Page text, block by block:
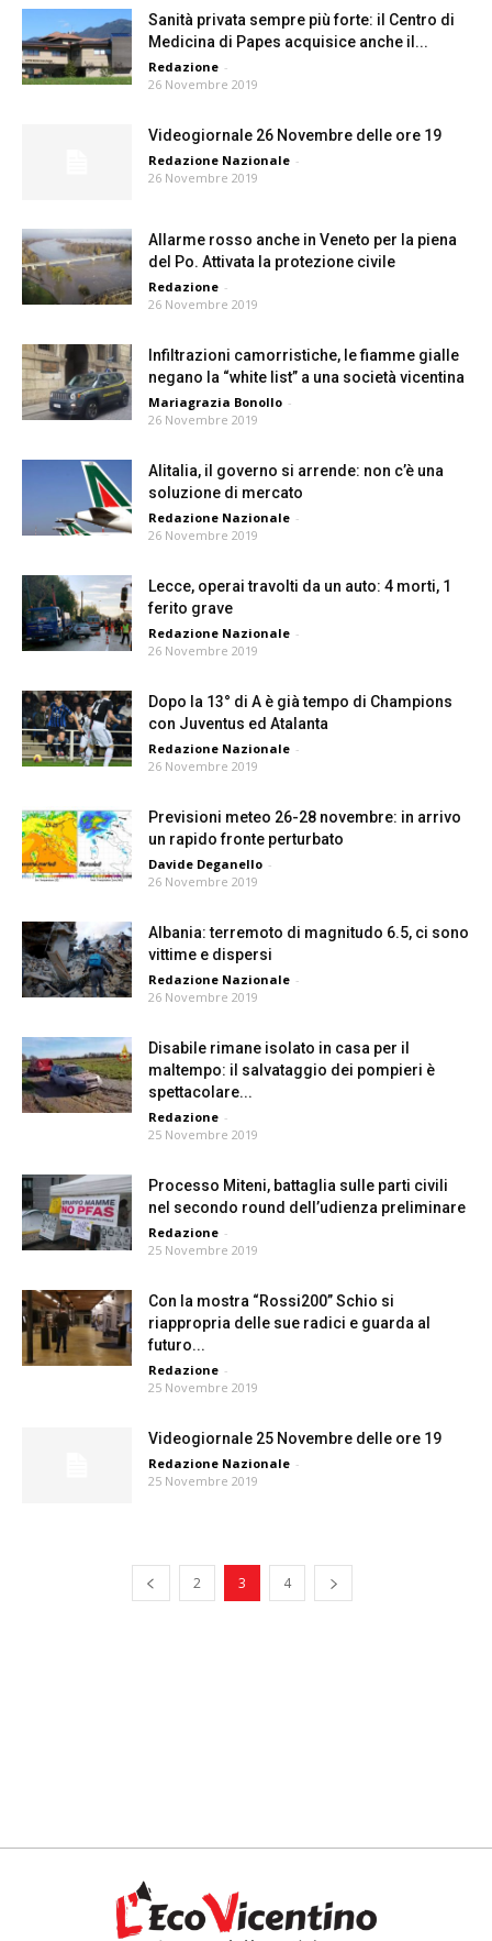
Sanità privata sempre più forte: il Centro di
Medicina di Papes acquisice anche il...
Redazione -
26 Novembre 2019
Videogiornale 26 Novembre delle ore 19
Redazione Nazionale -
26 Novembre 2019
Allarme rosso anche in Veneto per la piena
del Po. Attivata la protezione civile
Redazione -
26 Novembre 2019
Infiltrazioni camorristiche, le fiamme gialle
negano la “white list” a una società vicentina
Mariagrazia Bonollo -
26 Novembre 2019
Alitalia, il governo si arrende: non c’è una
soluzione di mercato
Redazione Nazionale -
26 Novembre 2019
Lecce, operai travolti da un auto: 4 morti, 1
ferito grave
Redazione Nazionale -
26 Novembre 2019
Dopo la 13° di A è già tempo di Champions
con Juventus ed Atalanta
Redazione Nazionale -
26 Novembre 2019
Previsioni meteo 26-28 novembre: in arrivo
un rapido fronte perturbato
Davide Deganello -
26 Novembre 2019
Albania: terremoto di magnitudo 6.5, ci sono
vittime e dispersi
Redazione Nazionale -
26 Novembre 2019
Disabile rimane isolato in casa per il
maltempo: il salvataggio dei pompieri è
spettacolare...
Redazione -
25 Novembre 2019
Processo Miteni, battaglia sulle parti civili
nel secondo round dell’udienza preliminare
Redazione -
25 Novembre 2019
Con la mostra “Rossi200” Schio si
riappropria delle sue radici e guarda al
futuro...
Redazione -
25 Novembre 2019
Videogiornale 25 Novembre delle ore 19
Redazione Nazionale -
25 Novembre 2019
2 3 4